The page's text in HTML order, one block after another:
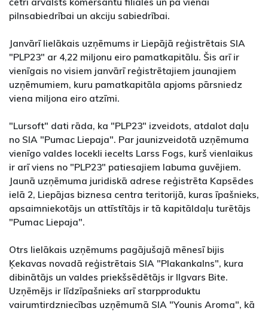
pilnsabiedrībai un akciju sabiedrībai.
Janvārī lielākais uzņēmums ir Liepājā reģistrētais SIA
"PLP23" ar 4,22 miljonu eiro pamatkapitālu. Šis arī ir
vienīgais no visiem janvārī reģistrētajiem jaunajiem
uzņēmumiem, kuru pamatkapitāla apjoms pārsniedz
viena miljona eiro atzīmi.
"Lursoft" dati rāda, ka "PLP23" izveidots, atdalot daļu
no SIA "Pumac Liepaja". Par jaunizveidotā uzņēmuma
vienīgo valdes locekli iecelts Larss Fogs, kurš vienlaikus
ir arī viens no "PLP23" patiesajiem labuma guvējiem.
Jaunā uzņēmuma juridiskā adrese reģistrēta Kapsēdes
ielā 2, Liepājas biznesa centra teritorijā, kuras īpašnieks,
apsaimniekotājs un attīstītājs ir tā kapitāldaļu turētājs
"Pumac Liepaja".
Otrs lielākais uzņēmums pagājušajā mēnesī bijis
Ķekavas novadā reģistrētais SIA "Plakankalns", kura
dibinātājs un valdes priekšsēdētājs ir Ilgvars Bite.
Uzņēmējs ir līdzīpašnieks arī starpproduktu
vairumtirdzniecības uzņēmumā SIA "Younis Aroma", kā